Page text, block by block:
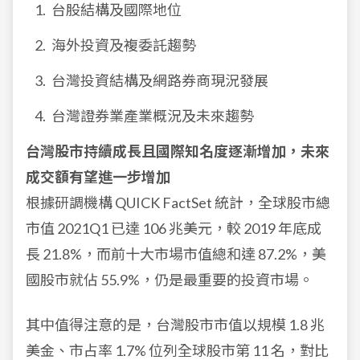
台股結構及國際地位
海外投資及複委託趨勢
台灣投資結構及網路券商現況發展
台灣證券業產業概況及未來趨勢
台灣股市持續成長且國際知名度逐漸增加，未來
成交額有望進一步增加
根據研調機構 QUICK FactSet 統計，全球股市總
市值 2021Q1 已達 106 兆美元，較 2019 年底成
長 21.8%，而前十大市場市值總和達 87.2%，美
國股市就佔 55.9%，仍是最重要的投資市場。
其中值得注意的是，台灣股市市值以規模 1.8 兆
美金、市占率 1.7% 位列全球股市第 11 名，對比